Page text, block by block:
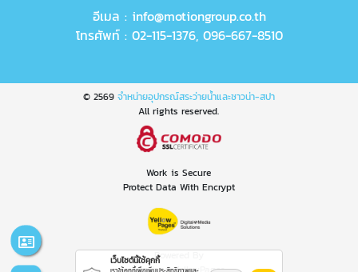
อีเมล : info@motiongroup.co.th
โทรศัพท์ : 02-115-1376, 096-667-8510
© 2569 จำหน่ายอุปกรณ์สระว่ายน้ำและซาวน่า-สปา
All rights reserved.
Work is Secure
Protect Data With Encrypt
Powered By
เว็บไซต์นี้ใช้คุกกี้